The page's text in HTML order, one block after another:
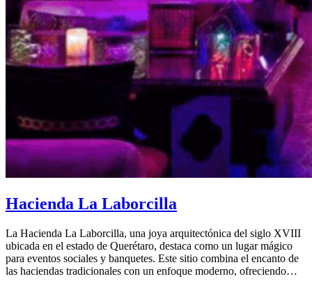
Hacienda La Laborcilla
La Hacienda La Laborcilla, una joya arquitectónica del siglo XVIII
ubicada en el estado de Querétaro, destaca como un lugar mágico
para eventos sociales y banquetes. Este sitio combina el encanto de
las haciendas tradicionales con un enfoque moderno, ofreciendo…